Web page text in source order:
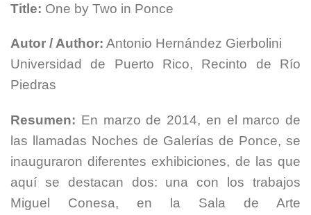
Title: One by Two in Ponce
Autor / Author: Antonio Hernández Gierbolini
Universidad de Puerto Rico, Recinto de Río
Piedras
Resumen: En marzo de 2014, en el marco de
las llamadas Noches de Galerías de Ponce, se
inauguraron diferentes exhibiciones, de las que
aquí se destacan dos: una con los trabajos
Miguel Conesa, en la Sala de Arte